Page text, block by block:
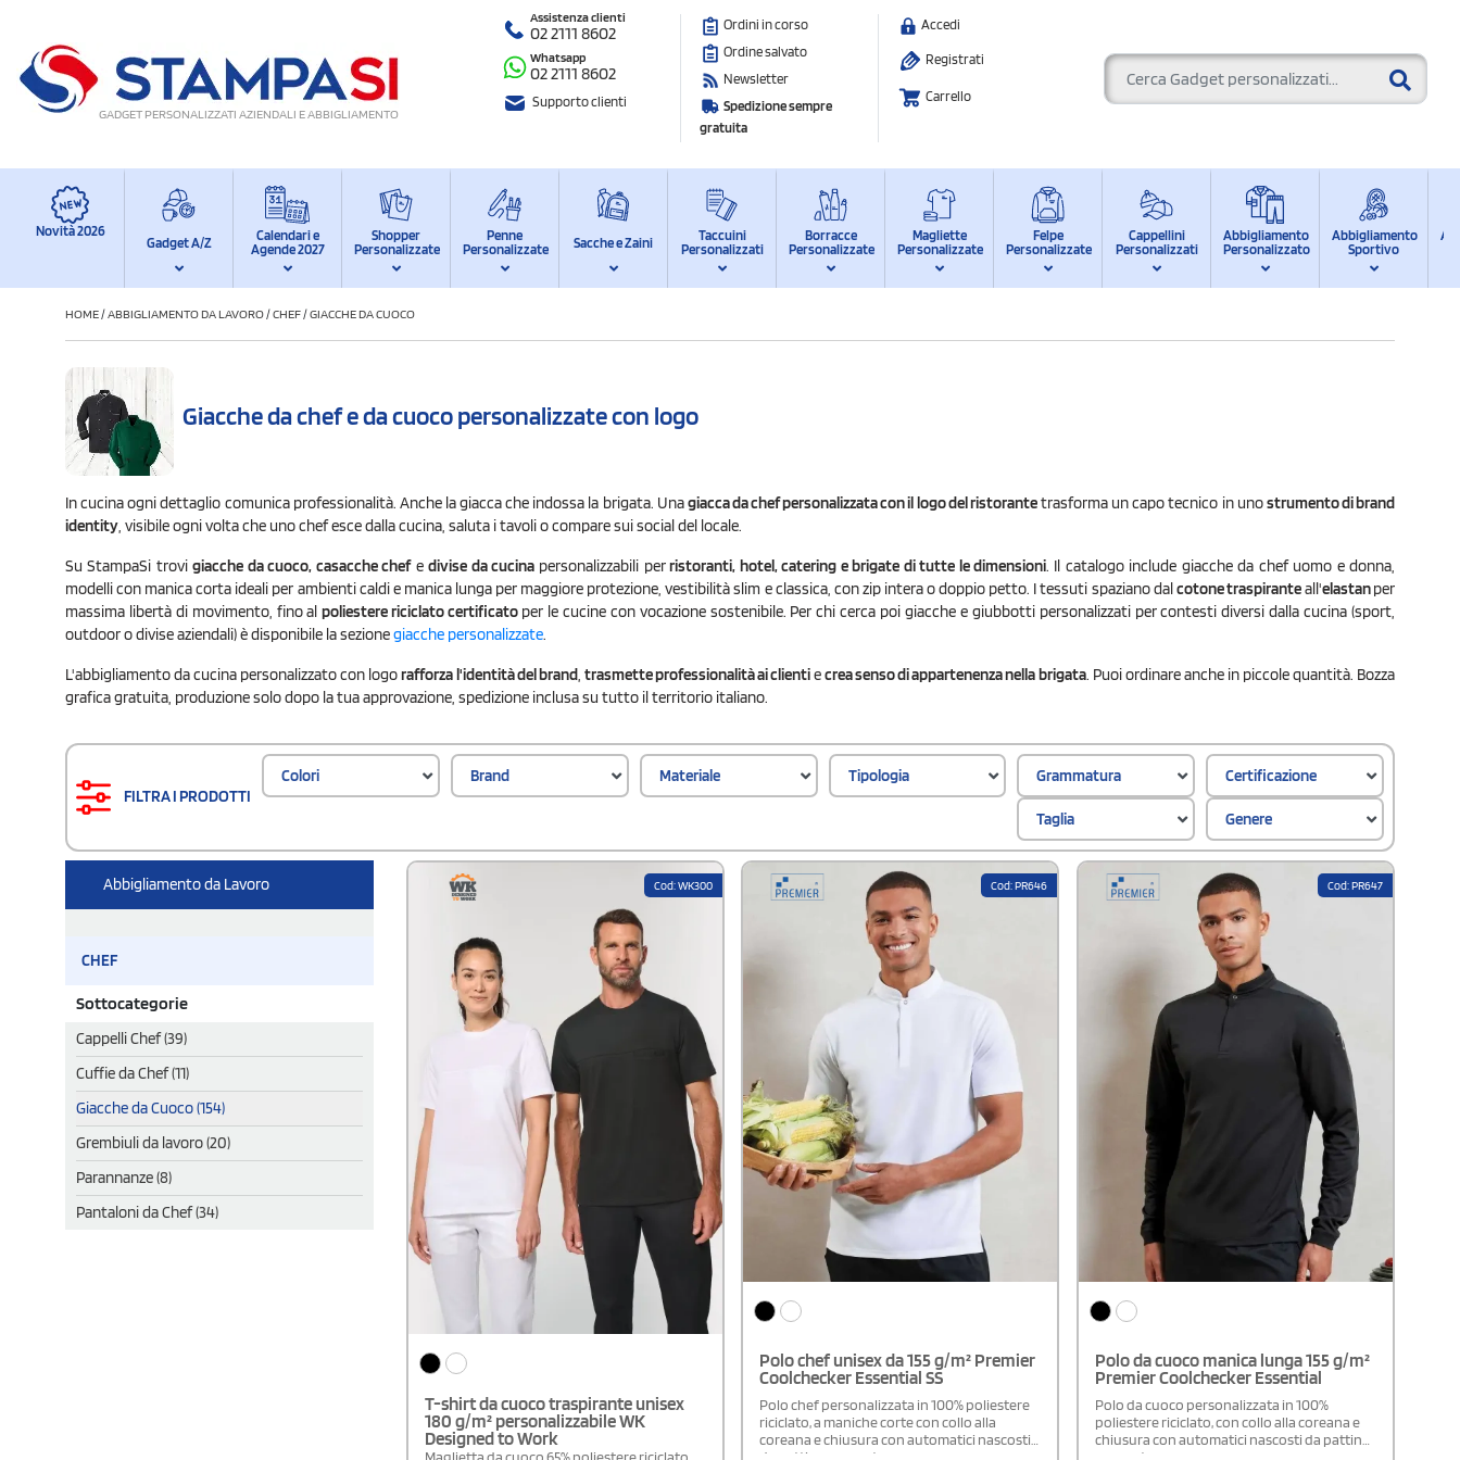
GADGET PERSONALIZZATI AZIENDALI E ABBIGLIAMENTO
Assistenza clienti
02 2111 8602
Whatsapp
02 2111 8602
Supporto clienti
Ordini in corso
Ordine salvato
Newsletter
Spedizione sempre
gratuita
Accedi
Registrati
Carrello
Novità 2026
Gadget A/Z
Calendari e
Agende 2027
Shopper
Personalizzate
Penne
Personalizzate
Sacche e Zaini
Taccuini
Personalizzati
Borracce
Personalizzate
Magliette
Personalizzate
Felpe
Personalizzate
Cappellini
Personalizzati
Abbigliamento
Personalizzato
Abbigliamento
Sportivo
HOME/ABBIGLIAMENTO DA LAVORO/CHEF/GIACCHE DA CUOCO
Giacche da chef e da cuoco personalizzate con logo
In cucina ogni dettaglio comunica professionalità. Anche la giacca che indossa la brigata. Unagiacca da chef personalizzata con il logo del ristorantetrasforma un capo tecnico in unostrumento di brand
identity , visibile ogni volta che uno chef esce dalla cucina, saluta i tavoli o compare sui social del locale.
Su StampaSi trovigiacche da cuoco, casacche chefedivise da cucinapersonalizzabili perristoranti, hotel, catering e brigate di tutte le dimensioni. Il catalogo include giacche da chef uomo e donna,
modelli con manica corta ideali per ambienti caldi e manica lunga per maggiore protezione, vestibilità slim e classica, con zip intera o doppio petto. I tessuti spaziano dalcotone traspiranteall'elastanper
massima libertà di movimento, fino alpoliestere riciclato certificato per le cucine con vocazione sostenibile. Per chi cerca poi giacche e giubbotti personalizzati per contesti diversi dalla cucina (sport,
outdoor o divise aziendali) è disponibile la sezionegiacche personalizzate.
L'abbigliamento da cucina personalizzato con logorafforza l'identità del brand, trasmette professionalità ai clientiecrea senso di appartenenza nella brigata. Puoi ordinare anche in piccole quantità. Bozza
grafica gratuita, produzione solo dopo la tua approvazione, spedizione inclusa su tutto il territorio italiano.
FILTRA I PRODOTTI
Colori Brand Materiale Tipologia Grammatura Certificazione
Taglia Genere
Abbigliamento da Lavoro
CHEF
Sottocategorie
Cappelli Chef (39)
Cuffie da Chef (11)
Giacche da Cuoco (154)
Grembiuli da lavoro (20)
Parannanze (8)
Pantaloni da Chef (34)
Cod: WK300
T-shirt da cuoco traspirante unisex
180 g/m² personalizzabile WK
Designed to Work
Maglietta da cuoco 65% poliestere riciclato
Cod: PR646
Polo chef unisex da 155 g/m² Premier
Coolchecker Essential SS
Polo chef personalizzata in 100% poliestere
riciclato, a maniche corte con collo alla
coreana e chiusura con automatici nascosti
da pattina coprente.
Cod: PR647
Polo da cuoco manica lunga 155 g/m²
Premier Coolchecker Essential
Polo da cuoco personalizzata in 100%
poliestere riciclato, con collo alla coreana e
chiusura con automatici nascosti da pattina
coprente.